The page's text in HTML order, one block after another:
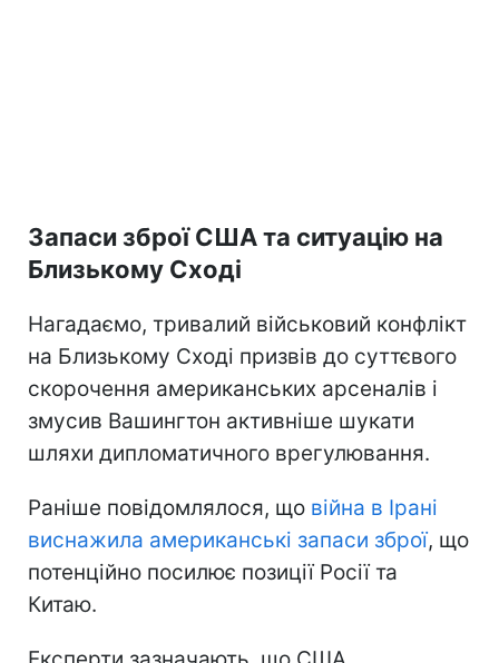
Запаси зброї США та ситуацію на
Близькому Сході
Нагадаємо, тривалий військовий конфлікт
на Близькому Сході призвів до суттєвого
скорочення американських арсеналів і
змусив Вашингтон активніше шукати
шляхи дипломатичного врегулювання.
Раніше повідомлялося, що війна в Ірані
виснажила американські запаси зброї, що
потенційно посилює позиції Росії та
Китаю.